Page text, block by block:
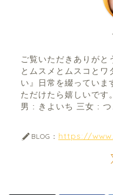
ご覧いただきありがと
とムスメとムスコとワ
い』日常を綴っていま
ただけたら嬉しいで
男 : きよいち 三女 :
BLOG： https://